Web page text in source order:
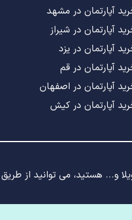
آپارتمان در مشهد
آپارتمان در شیراز
آپارتمان در یزد
آپارتمان در قم
آپارتمان در اصفهان
آپارتمان در کیش
و... هستید، می توانید از